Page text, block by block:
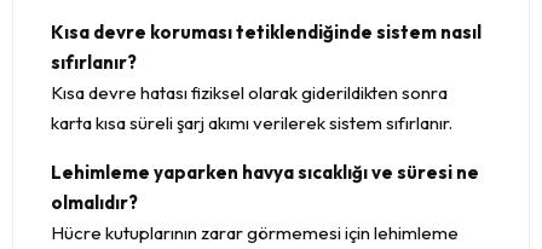
Kısa devre koruması tetiklendiğinde sistem nasıl
sıfırlanır?
Kısa devre hatası fiziksel olarak giderildikten sonra
karta kısa süreli şarj akımı verilerek sistem sıfırlanır.
Lehimleme yaparken havya sıcaklığı ve süresi ne
olmalıdır?
Hücre kutuplarının zarar görmemesi için lehimleme